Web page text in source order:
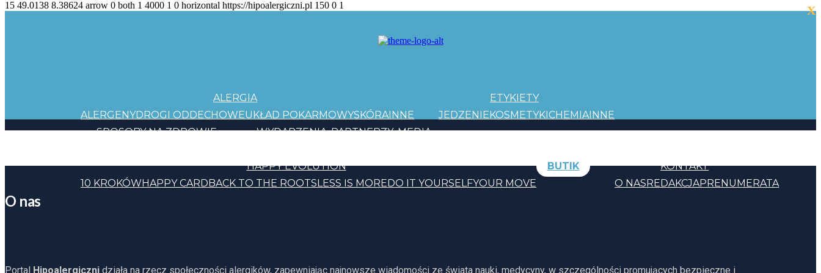
15 49.0138 8.38624 arrow 0 both 1 4000 1 0 horizontal https://hipoalergiczni.pl 150 0 1
ALERGIA
ALERGENYDROGI ODDECHOWEUKŁAD POKARMOWYSKÓRAINNE
ETYKIETY
JEDZENIEKOSMETYKICHEMIAINNE
SPOSOBY NA ZDROWIE
WYDARZENIA PARTNERZY MEDIA
HAPPY EVOLUTION
10 KROKÓWHAPPY CARDBACK TO THE ROOTSLESS IS MOREDO IT YOURSELFYOUR MOVE
BUTIK
KONTAKT
O NASREDAKCJAPRENUMERATA
O nas
Portal Hipoalergiczni działa na rzecz społeczności alergików, zapewniając najnowsze wiadomości ze świata nauki, medycyny, w szczególności promujących bezpieczne i
X